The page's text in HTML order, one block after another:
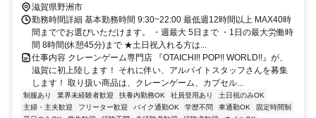
滋賀県野洲市
勤務時間詳細 基本勤務時間 9:30~22:00 最低週12時間以上 MAX40時
間まででお選びいただけます。 ・週最大 5日まで ・1日の最大労働時
間 8時間(休憩45分)まで ★土日祝入れる方は...
仕事内容 クレーンゲーム専門店 『OTAICHI!! POP!! WORLD!!』が、
滋賀に初上陸します！ それに伴い、アルバイトスタッフさんを募集
します！ 取り扱い商品は、クレーンゲーム、カプセル...
制服あり 業界未経験者歓迎 扶養内勤務OK 社員登用あり
土日祝のみOK
主婦・主夫歓迎
フリーター歓迎 バイク通勤OK 学歴不問 車通勤OK
固定時間制